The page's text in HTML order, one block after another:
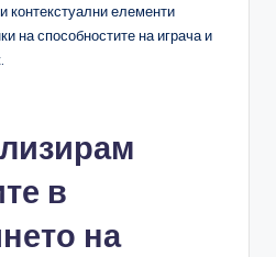
контекстуални елементи
на способностите на играча и
в
на